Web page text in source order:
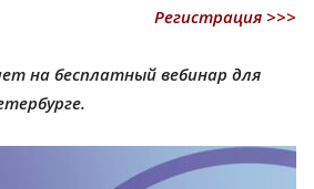
Регистрация >>>
на бесплатный вебинар для